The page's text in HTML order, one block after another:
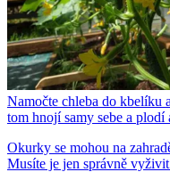
Namočte chleba do
tom hnojí samy sebe a plodí
Okurky se mohou na
Musíte je jen správně